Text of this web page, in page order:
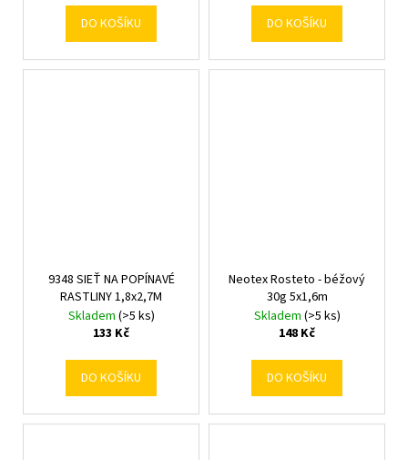
DO KOŠÍKU DO KOŠÍKU
9348 SIEŤ NA POPÍNAVÉ
RASTLINY 1,8x2,7M
Skladem (>5 ks)
133 Kč
DO KOŠÍKU
Neotex Rosteto - béžový
30g 5x1,6m
Skladem (>5 ks)
148 Kč
DO KOŠÍKU